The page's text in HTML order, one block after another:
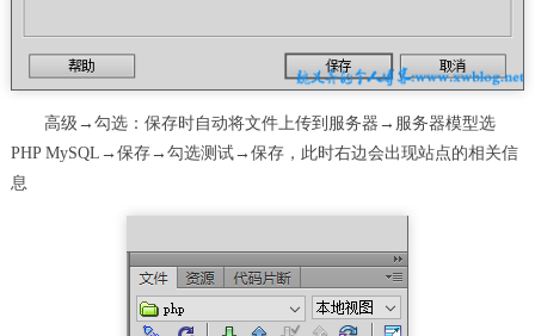
高级→勾选：保存时自动将文件上传到服务器→服务器模型选
PHP MySQL→保存→勾选测试→保存，此时右边会出现站点的相关信
息